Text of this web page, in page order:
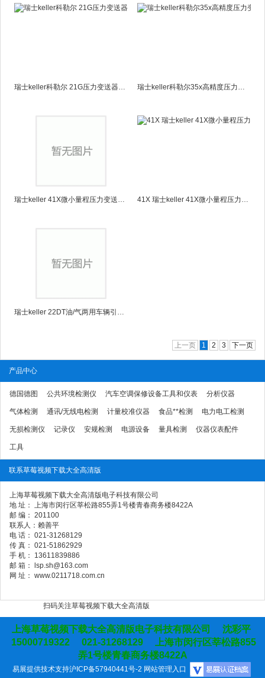
瑞士keller科勒尔 21G压力变送器21G 瑞士keller科勒尔35x高精度压力变送器
瑞士keller 41X微小量程压力变送器41X 41X 瑞士keller 41X微小量程压力变送器41X
瑞士keller 22DT油/气两用车辆引擎测试的传感器22DT
上一页 1 2 3 下一页
产品中心
德国德图 公共环境检测仪 汽车空调保修设备工具和仪表 分析仪器
气体检测 通讯/无线电检测 计量校准仪器 食品**检测 电力电工检测
无损检测仪 记录仪 安规检测 电源设备 量具检测 仪器仪表配件
工具
联系草莓视频下载大全高清版
上海草莓视频下载大全高清版电子科技有限公司
地 址： 上海市闵行区莘松路855弄1号楼青春商务楼8422A
邮 编： 201100
联系人：赖善平
电 话： 021-31268129
传 真： 021-51862929
手 机： 13611839886
邮 箱： lsp.sh@163.com
网 址： www.0211718.com.cn
扫码关注草莓视频下载大全高清版
上海草莓视频下载大全高清版电子科技有限公司 沈彩平
15000719322 021-31268129 上海市闵行区莘松路855
弄1号楼青春商务楼8422A
易展提供技术支持沪ICP备57940441号-2 网站管理入口